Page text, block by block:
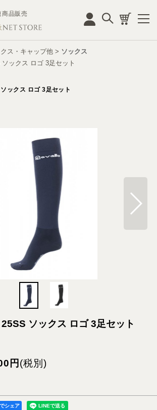
商品販売
ス・キャップ他 > ソックス
ックス ロゴ 3足セット
ックス ロゴ 3足セット
ソックス ロゴ 3足セット
円 (税別)
シェア